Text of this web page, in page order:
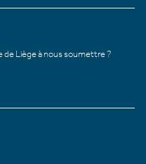
de Liège à nous soumettre ?